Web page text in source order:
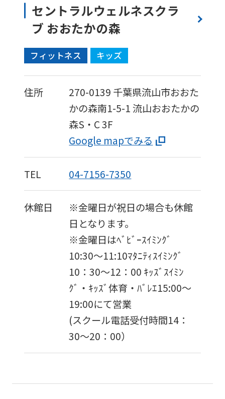
セントラルウェルネスクラ
ブ おおたかの森
フィットネス キッズ
住所 270-0139 千葉県流山市おおた
かの森南1-5-1 流山おおたかの
森S・C 3F
Google mapでみる
TEL 04-7156-7350
休館日
※金曜日が祝日の場合も休館
日となります。
※金曜日はﾍﾞﾋﾞｰｽｲﾐﾝｸﾞ
10:30〜11:10ﾏﾀﾆﾃｨｽｲﾐﾝｸﾞ
10：30～12：00 ｷｯｽﾞｽｲﾐﾝ
ｸﾞ・ｷｯｽﾞ体育・ﾊﾞﾚｴ15:00〜
19:00にて営業
(スクール電話受付時間14：
30〜20：00）